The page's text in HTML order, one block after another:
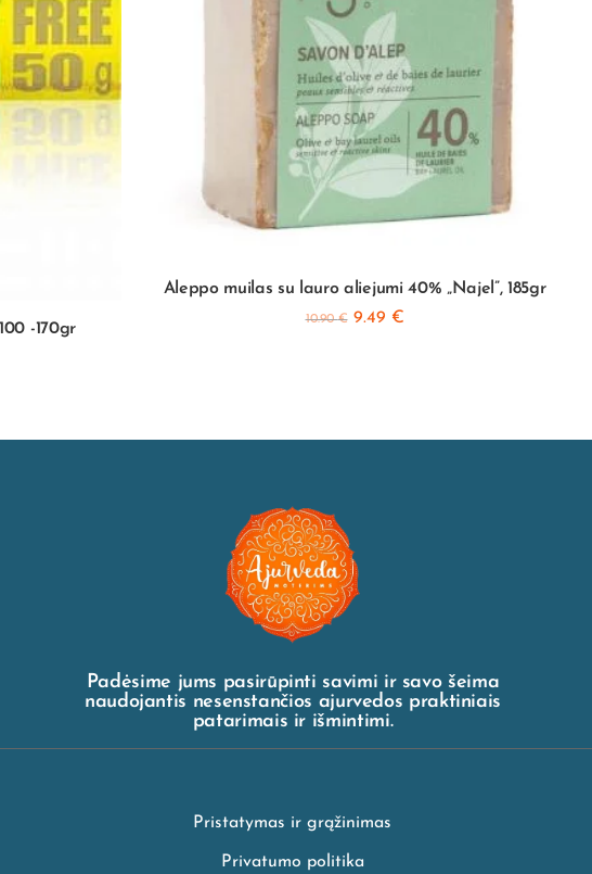
-170gr
Aleppo muilas su lauro aliejumi 40% „Najel”, 185gr
10.90€ 9.49 €
Padėsime jums pasirūpinti savimi ir savo šeima
naudojantis nesenstančios ajurvedos praktiniais
patarimais ir išmintimi.
Pristatymas ir grąžinimas
Privatumo politika